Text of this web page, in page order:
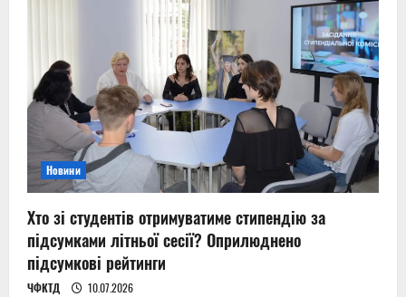
Новини
Хто зі студентів отримуватиме стипендію за
підсумками літньої сесії? Оприлюднено
підсумкові рейтинги
ЧФКТД 10.07.2026